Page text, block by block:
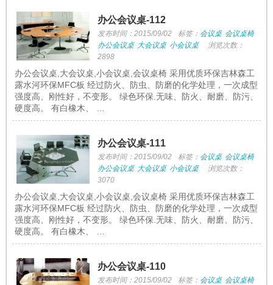
办公会议桌-112
发布时间：2015/09/02 标签： 会议桌 会议桌椅
办公会议桌 大会议桌 小会议桌
浏览次数：
2898
办公会议桌,大会议桌,小会议桌,会议桌椅 采用优质环保吉林森工
露水河环保MFC板 经过防火、防虫、防磨的化学处理，一次成型
强度高、刚性好，不变形。 绿色环保.无味、防火、耐磨、防污、
硬度高。 有白橡木、 …
办公会议桌-111
发布时间：2015/09/02 标签： 会议桌 会议桌椅
办公会议桌 大会议桌 小会议桌
浏览次数：
3070
办公会议桌,大会议桌,小会议桌,会议桌椅 采用优质环保吉林森工
露水河环保MFC板 经过防火、防虫、防磨的化学处理，一次成型
强度高、刚性好，不变形。 绿色环保.无味、防火、耐磨、防污、
硬度高。 有白橡木、 …
办公会议桌-110
发布时间：2015/09/02 标签： 会议桌 会议桌椅